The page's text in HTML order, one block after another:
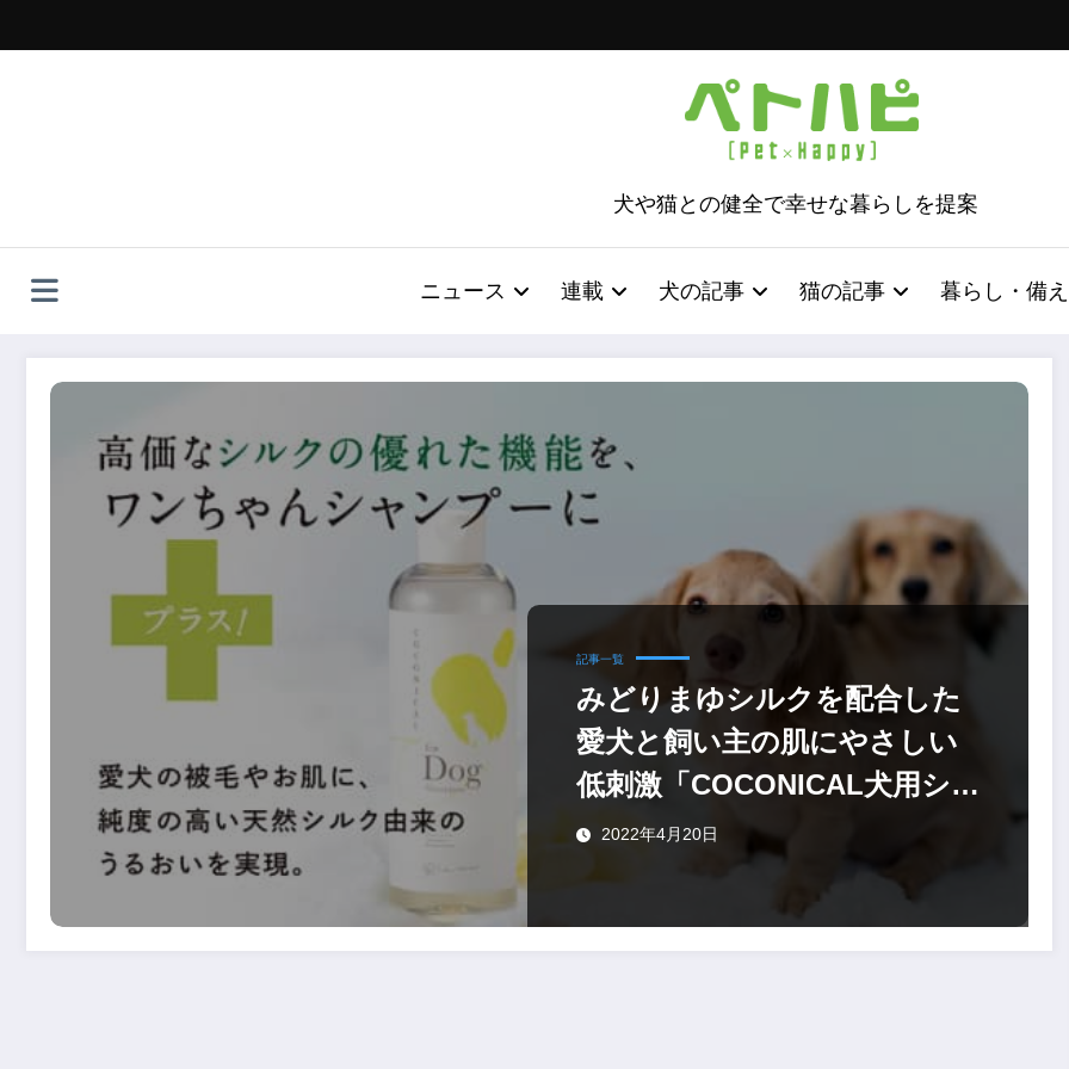
ッ
犬や猫との健全で幸せな暮らしを提案
ニュース 連載 犬の記事 猫の記事 暮らし・備え
記事一覧
みどりまゆシルクを配合した
愛犬と飼い主の肌にやさしい
低刺激「COCONICAL犬用シ
ャンプー」
2022年4月20日